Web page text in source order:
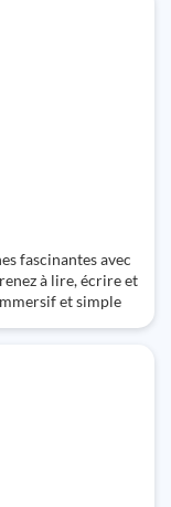
fascinantes avec
à lire, écrire et
et simple